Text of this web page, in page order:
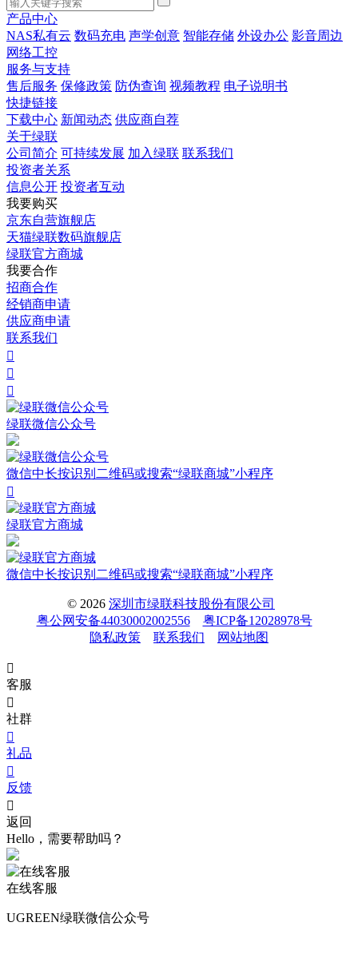
产品中心
NAS私有云 数码充电 声学创意 智能存储 外设办公 影音周边
网络工控
服务与支持
售后服务 保修政策 防伪查询 视频教程 电子说明书
快捷链接
下载中心 新闻动态 供应商自荐
关于绿联
公司简介 可持续发展 加入绿联 联系我们
投资者关系
信息公开 投资者互动
我要购买
京东自营旗舰店
天猫绿联数码旗舰店
绿联官方商城
我要合作
招商合作
经销商申请
供应商申请
联系我们



绿联微信公众号
微信中长按识别二维码或搜索“绿联商城”小程序

绿联官方商城
微信中长按识别二维码或搜索“绿联商城”小程序
© 2026 深圳市绿联科技股份有限公司
粤公网安备44030002002556
粤ICP备12028978号
隐私政策
联系我们 网站地图

客服

社群

礼品

反馈

返回
Hello，需要帮助吗？
在线客服
UGREEN绿联微信公众号